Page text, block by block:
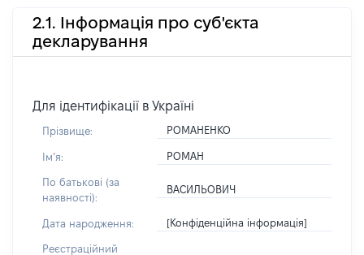
2.1. Інформація про суб'єкта
декларування
Для ідентифікації в Україні
Прізвище: РОМАНЕНКО
Імʼя: РОМАН
По батькові (за
наявності):
ВАСИЛЬОВИЧ
Дата народження: [Конфіденційна інформація]
Реєстраційний